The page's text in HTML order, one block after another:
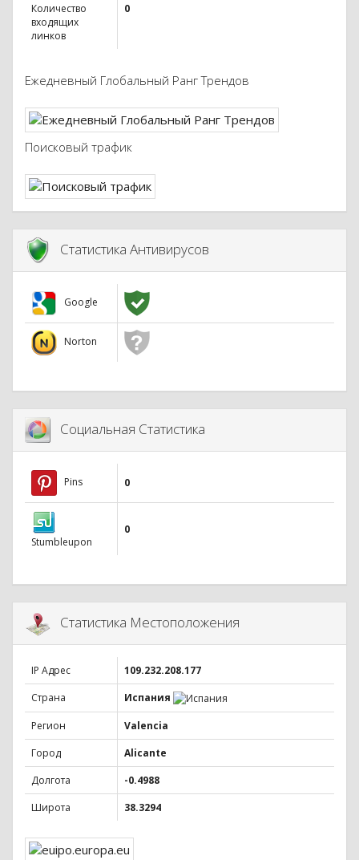
Количество
входящих
линков
0
Ежедневный Глобальный Ранг Трендов
Поисковый трафик
Статистика Антивирусов
Google
Norton
Социальная Статистика
Pins 0
Stumbleupon
0
Статистика Местоположения
IP Адрес
109.232.208.177
Страна
Испания
Регион
Valencia
Город
Alicante
Долгота
-0.4988
Широта
38.3294